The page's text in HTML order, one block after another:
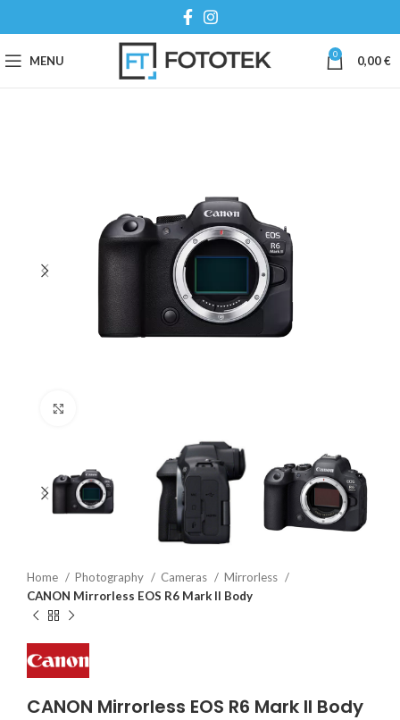
MENU 0 0,00€
Home Photography Cameras
Mirrorless
CANON Mirrorless EOS R6 Mark II Body
CANON Mirrorless EOS R6 Mark II Body